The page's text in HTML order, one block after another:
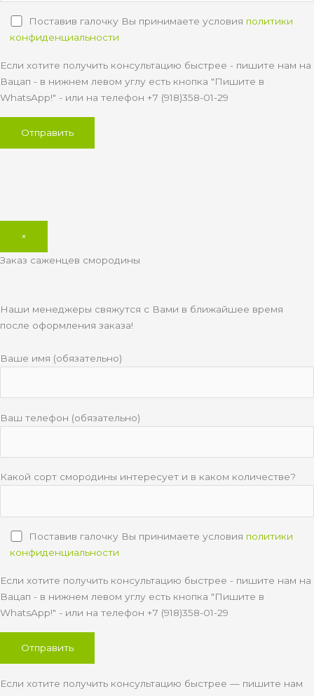
Поставив галочку Вы принимаете условия политики
конфиденциальности
Если хотите получить консультацию быстрее - пишите нам на
Вацап - в нижнем левом углу есть кнопка "Пишите в
WhatsApp!" - или на телефон +7 (918)358-01-29
×
Заказ саженцев смородины
Наши менеджеры свяжутся с Вами в ближайшее время
после оформления заказа!
Ваше имя (обязательно)
Ваш телефон (обязательно)
Какой сорт смородины интересует и в каком количестве?
Поставив галочку Вы принимаете условия политики
конфиденциальности
Если хотите получить консультацию быстрее - пишите нам на
Вацап - в нижнем левом углу есть кнопка "Пишите в
WhatsApp!" - или на телефон +7 (918)358-01-29
Если хотите получить консультацию быстрее — пишите нам